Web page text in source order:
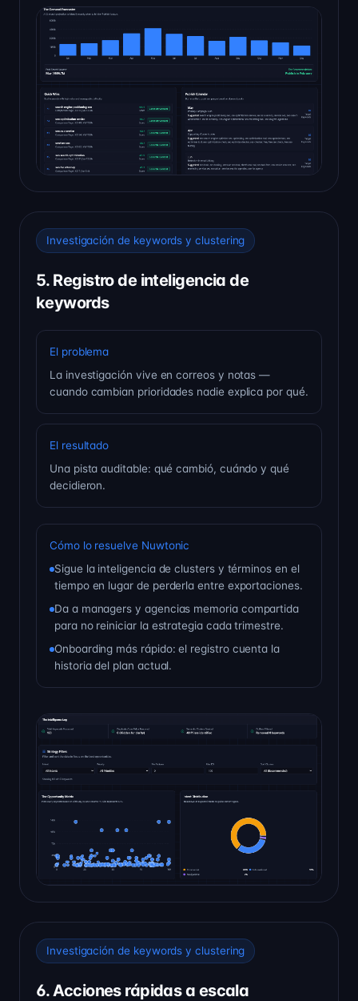
Investigación de keywords y clustering
5. Registro de inteligencia de
keywords
El problema
La investigación vive en correos y notas —
cuando cambian prioridades nadie explica por qué.
El resultado
Una pista auditable: qué cambió, cuándo y qué
decidieron.
Cómo lo resuelve Nuwtonic
Sigue la inteligencia de clusters y términos en el
tiempo en lugar de perderla entre exportaciones.
Da a managers y agencias memoria compartida
para no reiniciar la estrategia cada trimestre.
Onboarding más rápido: el registro cuenta la
historia del plan actual.
Investigación de keywords y clustering
6. Acciones rápidas a escala